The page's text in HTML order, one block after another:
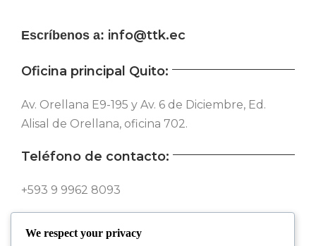
Escríbenos a: info@ttk.ec
Oficina principal Quito:
Av. Orellana E9-195 y Av. 6 de Diciembre, Ed.
Alisal de Orellana, oficina 702.
Teléfono de contacto:
+593 9 9962 8093
We respect your privacy